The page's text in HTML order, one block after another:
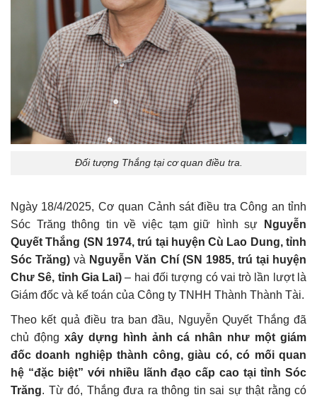
Đối tượng Thắng tại cơ quan điều tra.
Ngày 18/4/2025, Cơ quan Cảnh sát điều tra Công an tỉnh
Sóc Trăng thông tin về việc tạm giữ hình sự
Nguyễn
Quyết Thắng (SN 1974, trú tại huyện Cù Lao Dung, tỉnh
Sóc Trăng) và Nguyễn Văn Chí (SN 1985, trú tại huyện
Chư Sê, tỉnh Gia Lai) – hai đối tượng có vai trò lần lượt là
Giám đốc và kế toán của Công ty TNHH Thành Thành Tài.
Theo kết quả điều tra ban đầu, Nguyễn Quyết Thắng đã
chủ động xây dựng hình ảnh cá nhân như một giám
đốc doanh nghiệp thành công, giàu có, có mối quan
hệ “đặc biệt” với nhiều lãnh đạo cấp cao tại tỉnh Sóc
Trăng. Từ đó, Thắng đưa ra thông tin sai sự thật rằng có